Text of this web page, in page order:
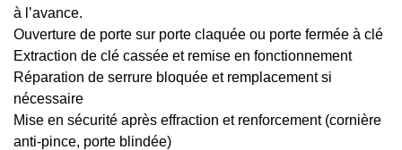
à l’avance.
Ouverture de porte sur porte claquée ou porte fermée à clé
Extraction de clé cassée et remise en fonctionnement
Réparation de serrure bloquée et remplacement si
nécessaire
Mise en sécurité après effraction et renforcement (cornière
anti-pince, porte blindée)